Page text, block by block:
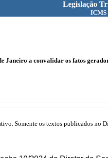
Legislação
ICMS
Janeiro a convalidar os fatos
Somente os textos publicados no